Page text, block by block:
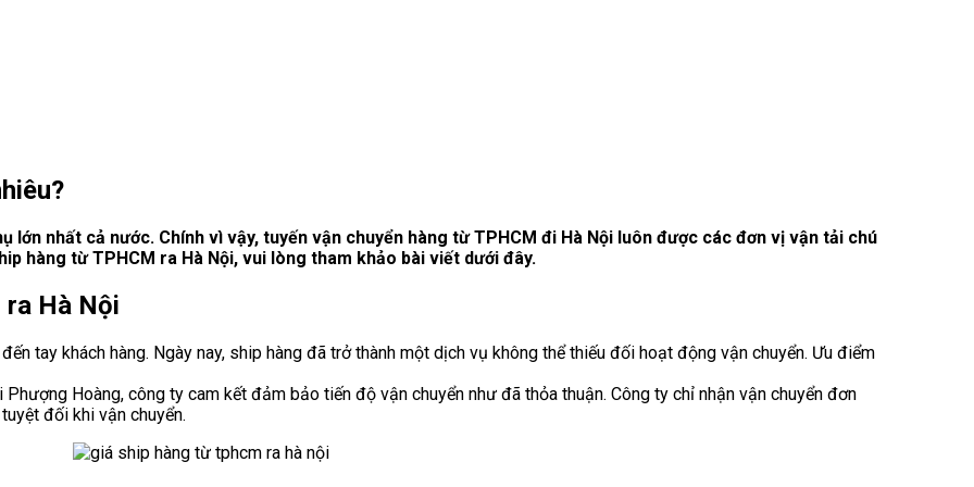
lớn nhất cả nước. Chính vì vậy, tuyến vận chuyển hàng từ TPHCM đi Hà Nội luôn được các đơn vị vận tải chú
hàng từ TPHCM ra Hà Nội, vui lòng tham khảo bài viết dưới đây.
ra Hà Nội
tay khách hàng. Ngày nay, ship hàng đã trở thành một dịch vụ không thể thiếu đối hoạt động vận chuyển. Ưu điểm
Phượng Hoàng, công ty cam kết đảm bảo tiến độ vận chuyển như đã thỏa thuận. Công ty chỉ nhận vận chuyển đơn
đối khi vận chuyển.